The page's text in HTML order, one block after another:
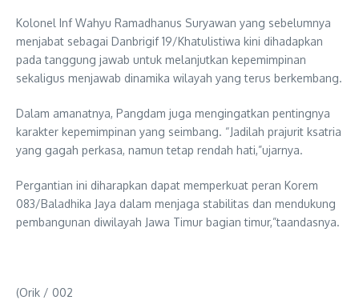
Kolonel Inf Wahyu Ramadhanus Suryawan yang sebelumnya
menjabat sebagai Danbrigif 19/Khatulistiwa kini dihadapkan
pada tanggung jawab untuk melanjutkan kepemimpinan
sekaligus menjawab dinamika wilayah yang terus berkembang.
Dalam amanatnya, Pangdam juga mengingatkan pentingnya
karakter kepemimpinan yang seimbang. “Jadilah prajurit ksatria
yang gagah perkasa, namun tetap rendah hati,”ujarnya.
Pergantian ini diharapkan dapat memperkuat peran Korem
083/Baladhika Jaya dalam menjaga stabilitas dan mendukung
pembangunan diwilayah Jawa Timur bagian timur,”taandasnya.
(Orik / 002